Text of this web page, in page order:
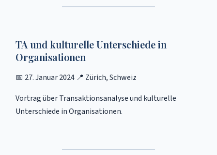
TA und kulturelle Unterschiede in
Organisationen
📅 27. Januar 2024 📍 Zürich, Schweiz
Vortrag über Transaktionsanalyse und kulturelle
Unterschiede in Organisationen.